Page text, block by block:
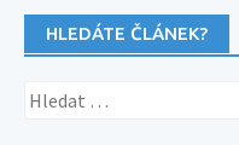
HLEDÁTE ČLÁNEK?
Vyhledávání